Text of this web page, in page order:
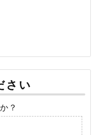
さい
？